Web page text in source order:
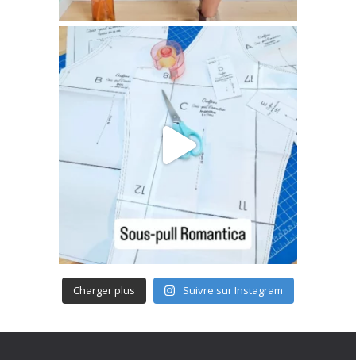
Charger plus Suivre sur Instagram